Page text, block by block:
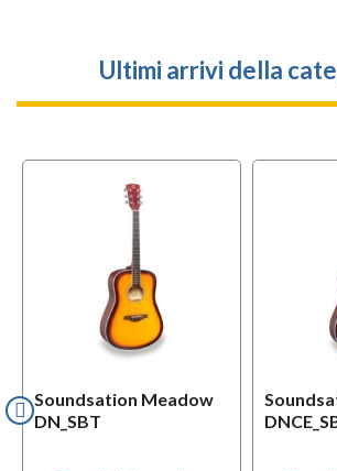
Ultimi arrivi della
Soundsation Meadow
DN_SBT